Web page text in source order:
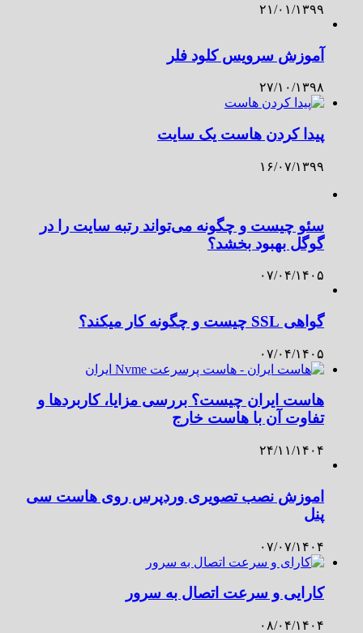
۲۱/۰۱/۱۳۹۹
آموزش سرویس کلود فلر
۲۷/۱۰/۱۳۹۸
پیدا کردن هاست یک سایت
۱۶/۰۷/۱۳۹۹
سئو چیست و چگونه می‌تواند رتبه سایت را در
گوگل بهبود بخشد؟
۰۷/۰۴/۱۴۰۵
گواهی SSL چیست و چگونه کار میکند؟
۰۷/۰۴/۱۴۰۵
هاست ایران چیست؟ بررسی مزایا، کاربردها و
تفاوت آن با هاست خارج
۲۴/۱۱/۱۴۰۴
اموزش نصب تصویری وردپرس روی هاست سی
پنل
۰۷/۰۷/۱۴۰۴
کارایی و سرعت اتصال به سرور
۰۸/۰۴/۱۴۰۴